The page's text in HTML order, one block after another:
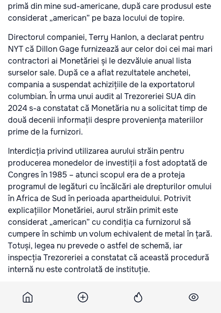
primă din mine sud-americane, după care produsul este
considerat „american” pe baza locului de topire.
Directorul companiei, Terry Hanlon, a declarat pentru
NYT că Dillon Gage furnizează aur celor doi cei mai mari
contractori ai Monetăriei și le dezvăluie anual lista
surselor sale. După ce a aflat rezultatele anchetei,
compania a suspendat achizițiile de la exportatorul
columbian. În urma unui audit al Trezoreriei SUA din
2024 s-a constatat că Monetăria nu a solicitat timp de
două decenii informații despre proveniența materiilor
prime de la furnizori.
Interdicția privind utilizarea aurului străin pentru
producerea monedelor de investiții a fost adoptată de
Congres în 1985 – atunci scopul era de a proteja
programul de legături cu încălcări ale drepturilor omului
în Africa de Sud în perioada apartheidului. Potrivit
explicațiilor Monetăriei, aurul străin primit este
considerat „american” cu condiția ca furnizorul să
cumpere în schimb un volum echivalent de metal în țară.
Totuși, legea nu prevede o astfel de schemă, iar
inspecția Trezoreriei a constatat că această procedură
internă nu este controlată de instituție.
pentru NYT că va demara o verificare a practicilor de